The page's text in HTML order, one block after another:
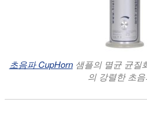
초음파 CupHorn샘플의 멸균 균질
의 강렬한 초